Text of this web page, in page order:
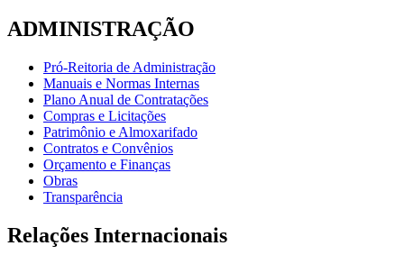
ADMINISTRAÇÃO
Pró-Reitoria de Administração
Manuais e Normas Internas
Plano Anual de Contratações
Compras e Licitações
Patrimônio e Almoxarifado
Contratos e Convênios
Orçamento e Finanças
Obras
Transparência
Relações Internacionais